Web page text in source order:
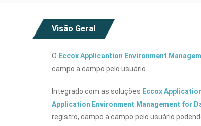
Visão Geral
O Eccox Applicantion Environment
campo a campo pelo usuário.
Integrado com as soluções Eccox
Application Environment Management for
registro, campo a campo pelo usuário